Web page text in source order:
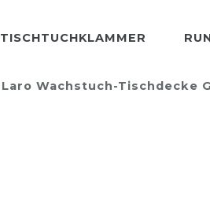
TISCHTUCHKLAMMER
Laro Wachstuch-Tischdecke